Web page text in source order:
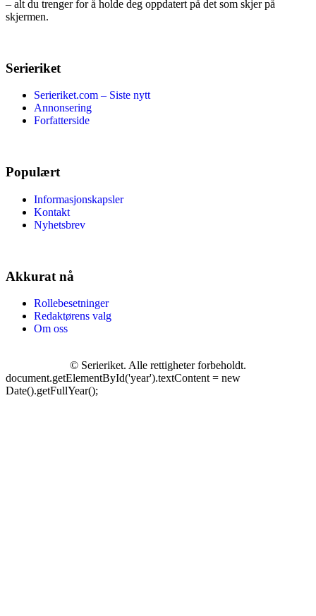
– alt du trenger for å holde deg oppdatert på det som skjer på
skjermen.
Serieriket
Serieriket.com – Siste nytt
Annonsering
Forfatterside
Populært
Informasjonskapsler
Kontakt
Nyhetsbrev
Akkurat nå
Rollebesetninger
Redaktørens valg
Om oss
© Serieriket. Alle rettigheter forbeholdt.
document.getElementById('year').textContent = new
Date().getFullYear();